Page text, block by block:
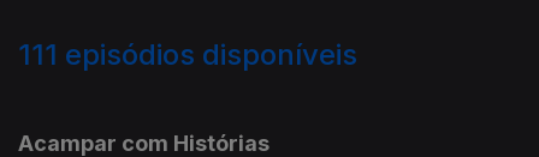
111 episódios disponíveis
Acampar com Histórias